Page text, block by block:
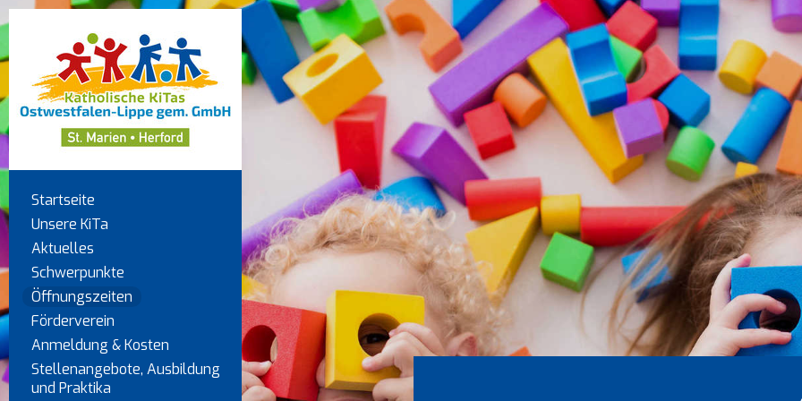
Startseite
Unsere KiTa
Aktuelles
Schwerpunkte
Öffnungszeiten
Förderverein
Anmeldung & Kosten
Stellenangebote, Ausbildung
und Praktika